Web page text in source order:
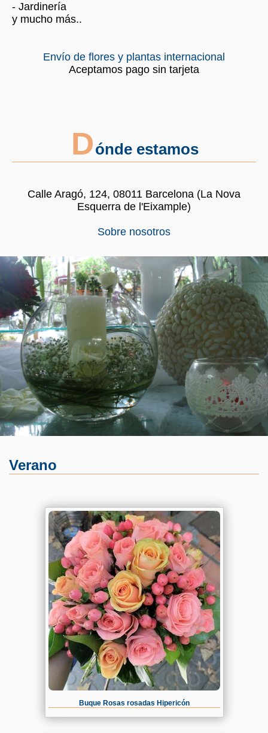
- Jardinería
y mucho más..
Envío de flores y plantas internacional
Aceptamos pago sin tarjeta
Dónde estamos
Calle Aragó, 124, 08011 Barcelona (La Nova
Esquerra de l'Eixample)
Sobre nosotros
Verano
Buque Rosas rosadas Hipericón